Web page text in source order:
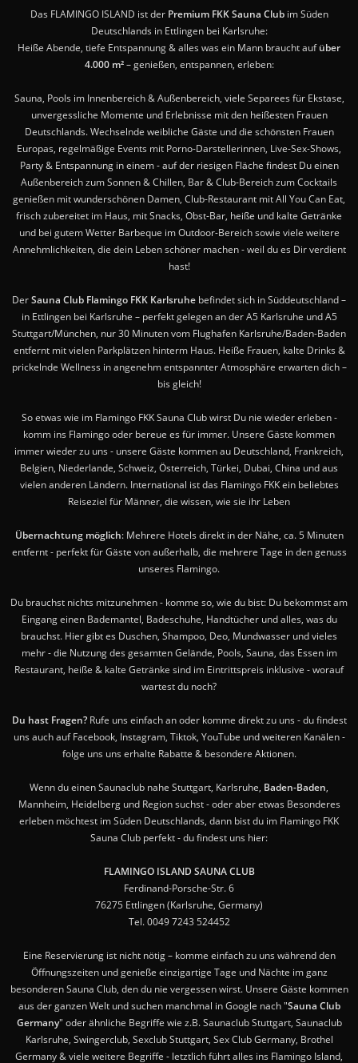
Das FLAMINGO ISLAND ist der Premium FKK Sauna Clubim Süden
Deutschlands in Ettlingen bei Karlsruhe:
Heiße Abende, tiefe Entspannung & alles was ein Mann braucht aufüber
4.000 m²– genießen, entspannen, erleben:
Sauna, Pools im Innenbereich & Außenbereich, viele Separees für Ekstase,
unvergessliche Momente und Erlebnisse mit den heißesten Frauen
Deutschlands. Wechselnde weibliche Gäste und die schönsten Frauen
Europas, regelmäßige Events mit Porno-Darstellerinnen, Live-Sex-Shows,
Party & Entspannung in einem - auf der riesigen Fläche findest Du einen
Außenbereich zum Sonnen & Chillen, Bar & Club-Bereich zum Cocktails
genießen mit wunderschönen Damen, Club-Restaurant mit All You Can Eat,
frisch zubereitet im Haus, mit Snacks, Obst-Bar, heiße und kalte Getränke
und bei gutem Wetter Barbeque im Outdoor-Bereich sowie viele weitere
Annehmlichkeiten, die dein Leben schöner machen - weil du es Dir verdient
hast!
DerSauna Club Flamingo FKK Karlsruhe befindet sich in Süddeutschland –
in Ettlingen bei Karlsruhe – perfekt gelegen an der A5 Karlsruhe und A5
Stuttgart/München, nur 30 Minuten vom Flughafen Karlsruhe/Baden-Baden
entfernt mit vielen Parkplätzen hinterm Haus. Heiße Frauen, kalte Drinks &
prickelnde Wellness in angenehm entspannter Atmosphäre erwarten dich –
bis gleich!
So etwas wie im Flamingo FKK Sauna Club wirst Du nie wieder erleben -
komm ins Flamingo oder bereue es für immer. Unsere Gäste kommen
immer wieder zu uns - unsere Gäste kommen au Deutschland, Frankreich,
Belgien, Niederlande, Schweiz, Österreich, Türkei, Dubai, China und aus
vielen anderen Ländern. International ist das Flamingo FKK ein beliebtes
Reiseziel für Männer, die wissen, wie sie ihr Leben
Übernachtung möglich: Mehrere Hotels direkt in der Nähe, ca. 5 Minuten
entfernt - perfekt für Gäste von außerhalb, die mehrere Tage in den genuss
unseres Flamingo.
Du brauchst nichts mitzunehmen - komme so, wie du bist: Du bekommst am
Eingang einen Bademantel, Badeschuhe, Handtücher und alles, was du
brauchst. Hier gibt es Duschen, Shampoo, Deo, Mundwasser und vieles
mehr - die Nutzung des gesamten Gelände, Pools, Sauna, das Essen im
Restaurant, heiße & kalte Getränke sind im Eintrittspreis inklusive - worauf
wartest du noch?
Du hast Fragen?Rufe uns einfach an oder komme direkt zu uns - du findest
uns auch auf Facebook, Instagram, Tiktok, YouTube und weiteren Kanälen -
folge uns uns erhalte Rabatte & besondere Aktionen.
Wenn du einen Saunaclub nahe Stuttgart, Karlsruhe, Baden-Baden,
Mannheim, Heidelberg und Region suchst - oder aber etwas Besonderes
erleben möchtest im Süden Deutschlands, dann bist du im Flamingo FKK
Sauna Club perfekt - du findest uns hier:
FLAMINGO ISLAND SAUNA CLUB
Ferdinand-Porsche-Str. 6
76275 Ettlingen (Karlsruhe, Germany)
Tel. 0049 7243 524452
Eine Reservierung ist nicht nötig – komme einfach zu uns während den
Öffnungszeiten und genieße einzigartige Tage und Nächte im ganz
besonderen Sauna Club, den du nie vergessen wirst. Unsere Gäste kommen
aus der ganzen Welt und suchen manchmal in Google nach "Sauna Club
Germany" oder ähnliche Begriffe wie z.B. Saunaclub Stuttgart, Saunaclub
Karlsruhe, Swingerclub, Sexclub Stuttgart, Sex Club Germany, Brothel
Germany & viele weitere Begriffe - letztlich führt alles ins Flamingo Island,